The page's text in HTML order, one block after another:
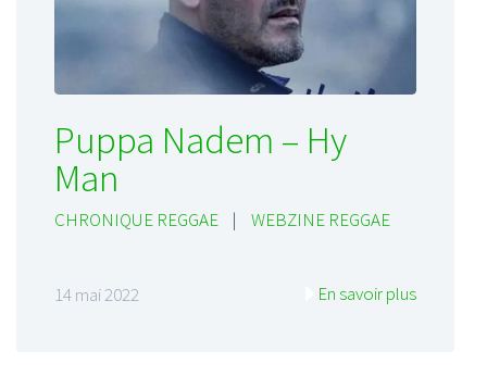
Puppa Nadem – Hy
Man
CHRONIQUE REGGAE | WEBZINE REGGAE
14 mai 2022 En savoir plus